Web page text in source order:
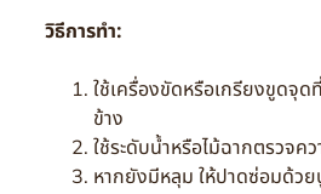
วิธีการทำ:
ใช้เครื่องขัดหรือเกรียงขูดจุ
ข้าง
ใช้ระดับน้ำหรือไม้ฉากตรวจค
หากยังมีหลุม ให้ปาดซ่อมด้ว